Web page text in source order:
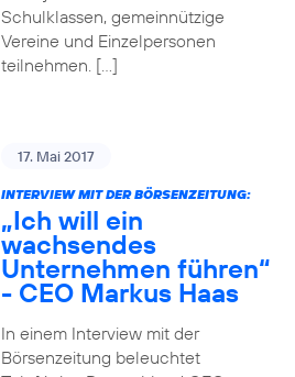
Schulklassen, gemeinnützige
Vereine und Einzelpersonen
teilnehmen. […]
17. Mai 2017
INTERVIEW MIT DER BÖRSENZEITUNG:
„Ich will ein
wachsendes
Unternehmen führen“
- CEO Markus Haas
In einem Interview mit der
Börsenzeitung beleuchtet